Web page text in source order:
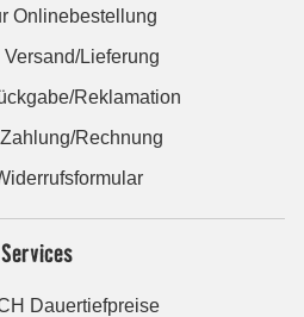
Onlinebestellung
Versand/Lieferung
Reklamation
Rechnung
Services
Dauertiefpreise